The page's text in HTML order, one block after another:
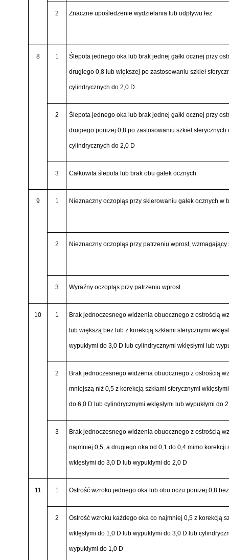
2 Znaczne upośledzenie wydzielania lub odpływu łez
8 1 Ślepota jednego oka lub brak jednej gałki ocznej przy
drugiego 0,8 lub większej po zastosowaniu szkieł
cylindrycznych do 2,0 D
2 Ślepota jednego oka lub brak jednej gałki ocznej przy
drugiego poniżej 0,8 po zastosowaniu szkieł sferycznych
cylindrycznych do 2,0 D
3 Całkowita ślepota lub brak obu gałek ocznych
9 1 Nieznaczny oczopląs przy skierowaniu gałek ocznych w
2 Nieznaczny oczopląs przy patrzeniu wprost,
3 Wyraźny oczopląs przy patrzeniu wprost
10 1 Brak jednoczesnego widzenia obuocznego z ostrością
lub większą bez lub z korekcją szkłami sferycznymi
wypukłymi do 3,0 D lub cylindrycznymi wklęsłymi lub
2 Brak jednoczesnego widzenia obuocznego z ostrością
mniejszą niż 0,5 z korekcją szkłami sferycznymi
do 6,0 D lub cylindrycznymi wklęsłymi lub wypukłymi do
3 Brak jednoczesnego widzenia obuocznego z ostrością
najmniej 0,5, a drugiego oka od 0,1 do 0,4 mimo korekcji
wklęsłymi do 3,0 D lub wypukłymi do 2,0 D
11 1 Ostrość wzroku jednego oka lub obu oczu poniżej 0,8
2 Ostrość wzroku każdego oka co najmniej 0,5 z korekcją
wklęsłymi do 1,0 D lub wypukłymi do 3,0 D lub
wypukłymi do 1,0 D